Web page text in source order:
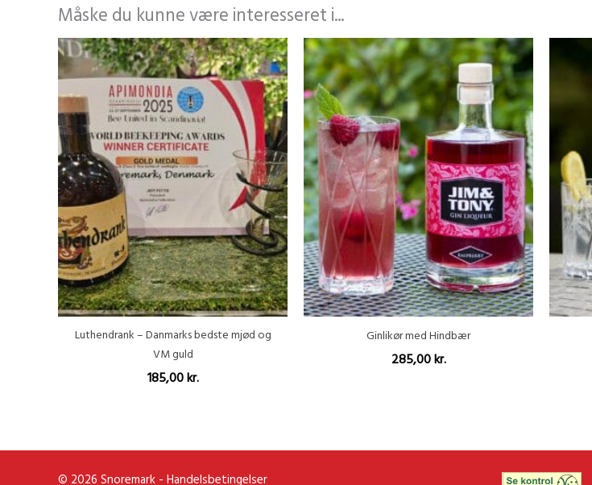
Måske du kunne være interesseret i...
Luthendrank – Danmarks bedste mjød og
VM guld
185,00kr.
Ginlikør med Hindbær
285,00kr.
© 2026 Snoremark - Handelsbetingelser